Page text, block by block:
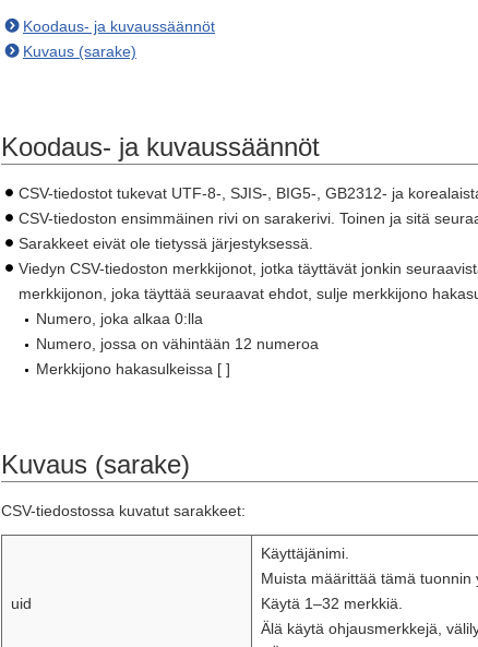
Koodaus- ja kuvaussäännöt
Kuvaus (sarake)
Koodaus- ja kuvaussäännöt
CSV-tiedostot tukevat UTF-8-, SJIS-, BIG5-, GB2312- ja
CSV-tiedoston ensimmäinen rivi on sarakerivi. Toinen ja sitä
Sarakkeet eivät ole tietyssä järjestyksessä.
Viedyn CSV-tiedoston merkkijonot, jotka täyttävät jonkin
merkkijonon, joka täyttää seuraavat ehdot, sulje merkkijono
Numero, joka alkaa 0:lla
Numero, jossa on vähintään 12 numeroa
Merkkijono hakasulkeissa [ ]
Kuvaus (sarake)
CSV-tiedostossa kuvatut sarakkeet:
uid
Käyttäjänimi.
Muista määrittää tämä tuonnin
Käytä 1–32 merkkiä.
Älä käytä ohjausmerkkejä,